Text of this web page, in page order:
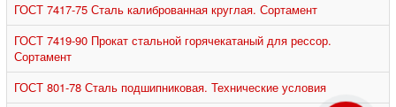
ГОСТ 7417-75 Сталь калиброванная круглая. Сортамент
ГОСТ 7419-90 Прокат стальной горячекатаный для рессор.
Сортамент
ГОСТ 801-78 Сталь подшипниковая. Технические условия